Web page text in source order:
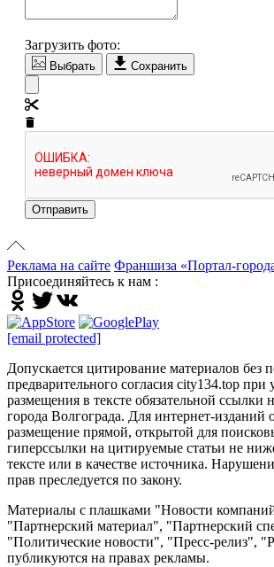
Загрузить фото:
Выбрать Сохранить
Отправить
Реклама на сайте Франшиза «Портал-
Присоединяйтесь к нам :
[email protected]
Допускается цитирование материалов без
предварительного согласия city134.top при
размещения в тексте обязательной ссылки
города Волгограда. Для интернет-изданий
размещение прямой, открытой для
гиперссылки на цитируемые статьи не
тексте или в качестве источника.
прав преследуется по закону.
Материалы с плашками "Новости
"Партнерский материал", "Партнерский
"Политические новости", "Пресс-релиз",
публикуются на правах рекламы.